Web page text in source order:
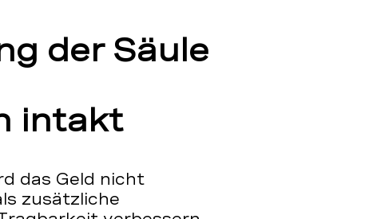
der Säule
intakt
das Geld nicht
zusätzliche